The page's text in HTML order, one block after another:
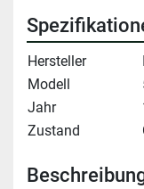
Hersteller
Modell
Jahr
Zustand